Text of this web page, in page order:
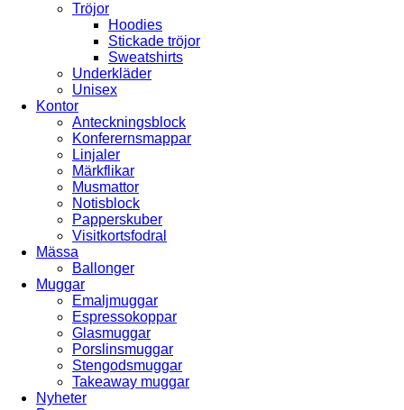
Tröjor
Hoodies
Stickade tröjor
Sweatshirts
Underkläder
Unisex
Kontor
Anteckningsblock
Konferernsmappar
Linjaler
Märkflikar
Musmattor
Notisblock
Papperskuber
Visitkortsfodral
Mässa
Ballonger
Muggar
Emaljmuggar
Espressokoppar
Glasmuggar
Porslinsmuggar
Stengodsmuggar
Takeaway muggar
Nyheter